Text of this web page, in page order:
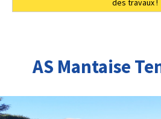
des travaux !
AS Mantaise